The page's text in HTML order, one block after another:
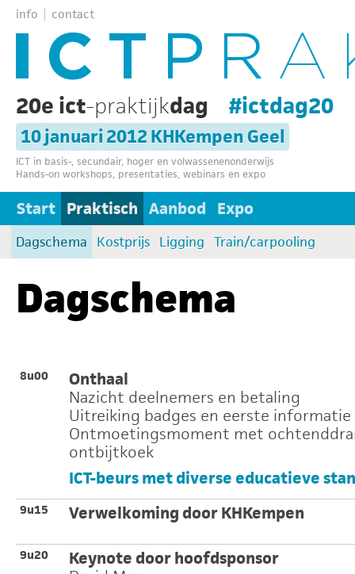
info contact
20e ict-praktijkdag #ictdag20
10 januari 2012 KHKempen Geel
ICT in basis-, secundair, hoger en volwassenenonderwijs
Hands-on workshops, presentaties, webinars en expo
Start Praktisch Aanbod Expo
Dagschema Kostprijs Ligging Train/carpooling
Dagschema
8u00
Onthaal
Nazicht deelnemers en betaling
Uitreiking badges en eerste informatie
Ontmoetingsmoment met
ontbijtkoek
ICT-beurs met diverse educatieve
9u15 Verwelkoming door KHKempen
9u20
Keynote door hoofdsponsor